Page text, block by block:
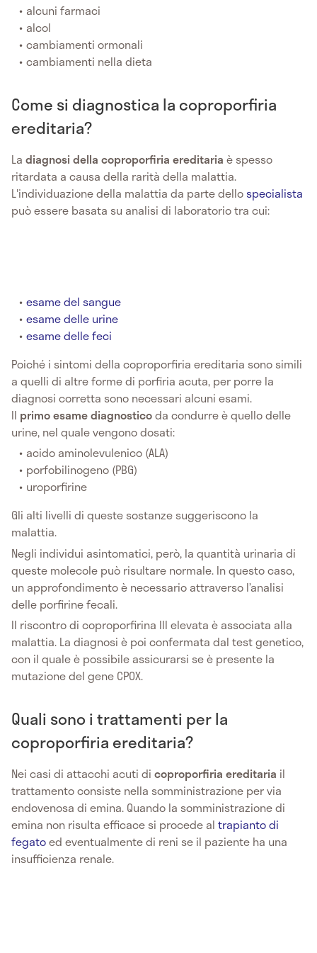
alcuni farmaci
alcol
cambiamenti ormonali
cambiamenti nella dieta
Come si diagnostica la coproporfiria
ereditaria?
La diagnosi della coproporfiria ereditaria è spesso
ritardata a causa della rarità della malattia.
L'individuazione della malattia da parte dellospecialista
può essere basata su analisi di laboratorio tra cui:
esame del sangue
esame delle urine
esame delle feci
Poiché i sintomi della coproporfiria ereditaria sono simili
a quelli di altre forme di porfiria acuta, per porre la
diagnosi corretta sono necessari alcuni esami.
Il primo esame diagnosticoda condurre è quello delle
urine, nel quale vengono dosati:
acido aminolevulenico (ALA)
porfobilinogeno (PBG)
uroporfirine
Gli alti livelli di queste sostanze suggeriscono la
malattia.
Negli individui asintomatici, però, la quantità urinaria di
queste molecole può risultare normale. In questo caso,
un approfondimento è necessario attraverso l’analisi
delle porfirine fecali.
Il riscontro di coproporfirina III elevata è associata alla
malattia. La diagnosi è poi confermata dal test genetico,
con il quale è possibile assicurarsi se è presente la
mutazione del gene CPOX.
Quali sono i trattamenti per la
coproporfiria ereditaria?
Nei casi di attacchi acuti di coproporfiria ereditaria il
trattamento consiste nella somministrazione per via
endovenosa di emina. Quando la somministrazione di
emina non risulta efficace si procede al trapianto di
fegatoed eventualmente di reni se il paziente ha una
insufficienza renale.